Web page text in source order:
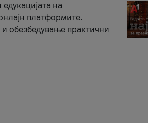
на
платформите.
обезбедување практични